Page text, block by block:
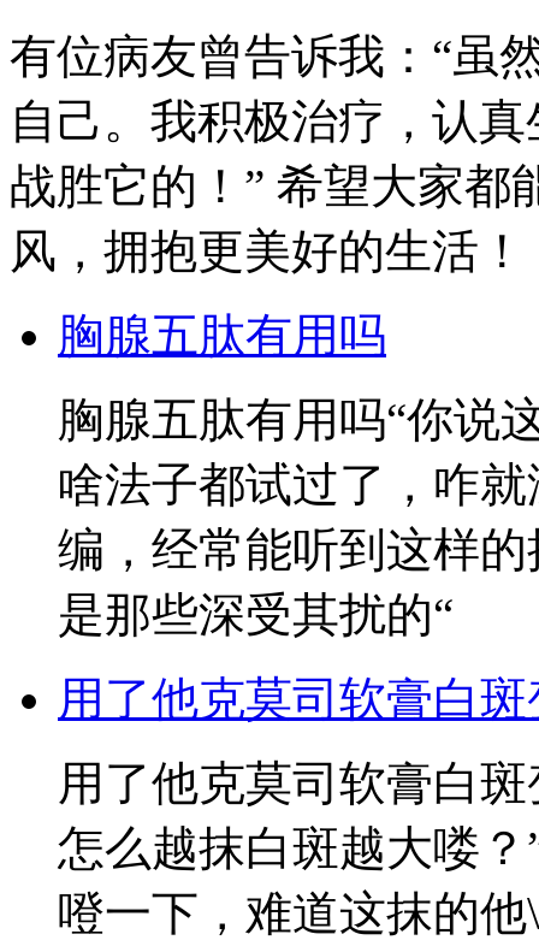
有位病友曾告诉我：“虽
自己。我积极治疗，认
战胜它的！” 希望大家都
风，拥抱更美好的生活！
胸腺五肽有用吗
胸腺五肽有用吗“你说
啥法子都试过了，咋
编，经常能听到这样
是那些深受其扰的“
用了他克莫司软膏白
用了他克莫司软膏白
怎么越抹白斑越大喽
噔一下，难道这抹的